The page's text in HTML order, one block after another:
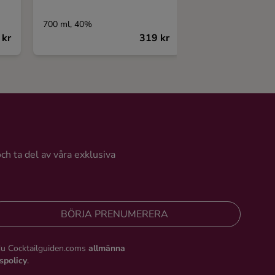
700 ml, 40%
319 kr
ta del av våra exklusiva
BÖRJA PRENUMERERA
Cocktailguiden.coms allmänna
.